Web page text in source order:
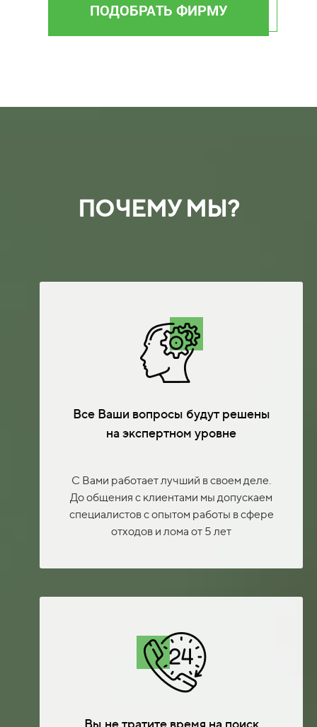
ПОДОБРАТЬ ФИРМУ
ПОЧЕМУ МЫ?
Все Ваши вопросы будут решены
на экспертном уровне
С Вами работает лучший в своем деле.
До общения с клиентами мы допускаем
специалистов с опытом работы в сфере
отходов и лома от 5 лет
Вы не тратите время на поиск